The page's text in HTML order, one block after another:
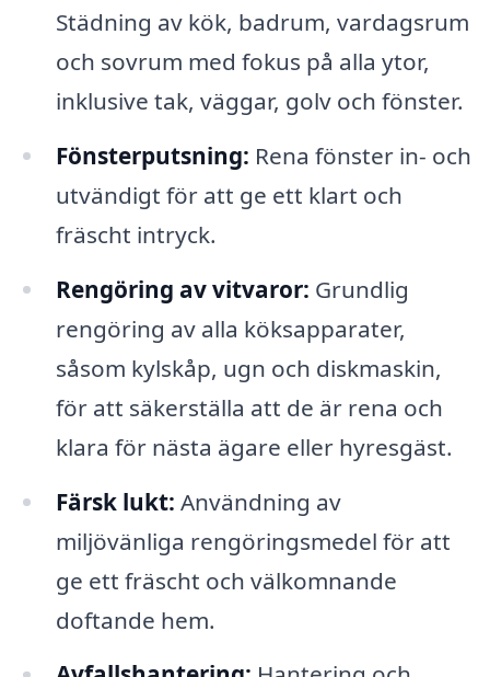
Städning av kök, badrum, vardagsrum
och sovrum med fokus på alla ytor,
inklusive tak, väggar, golv och fönster.
Fönsterputsning: Rena fönster in- och
utvändigt för att ge ett klart och
fräscht intryck.
Rengöring av vitvaror: Grundlig
rengöring av alla köksapparater,
såsom kylskåp, ugn och diskmaskin,
för att säkerställa att de är rena och
klara för nästa ägare eller hyresgäst.
Färsk lukt: Användning av
miljövänliga rengöringsmedel för att
ge ett fräscht och välkomnande
doftande hem.